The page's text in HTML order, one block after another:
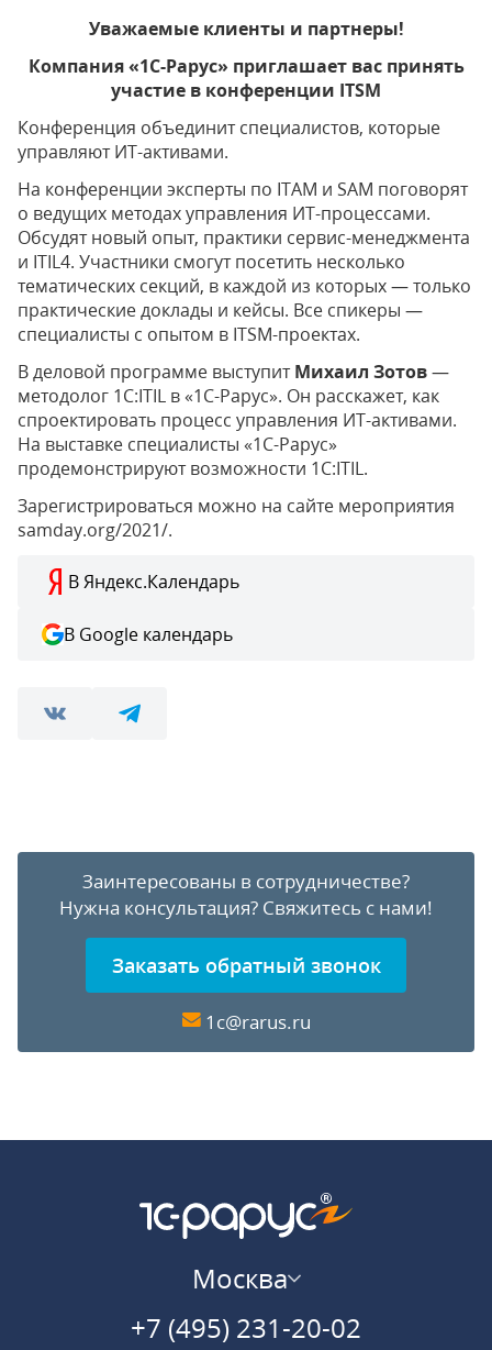
Уважаемые клиенты и партнеры!
Компания «1С-Рарус» приглашает вас принять
участие в конференции ITSM
Конференция объединит специалистов, которые
управляют ИТ-активами.
На конференции эксперты по ITAM и SAM поговорят
о ведущих методах управления ИТ-процессами.
Обсудят новый опыт, практики сервис-менеджмента
и ITIL4. Участники смогут посетить несколько
тематических секций, в каждой из которых — только
практические доклады и кейсы. Все спикеры —
специалисты с опытом в ITSM-проектах.
В деловой программе выступитМихаил Зотов—
методолог 1С:ITIL в «1С-Рарус». Он расскажет, как
спроектировать процесс управления ИТ-активами.
На выставке специалисты «1С-Рарус»
продемонстрируют возможности 1С:ITIL.
Зарегистрироваться можно на сайте мероприятия
samday.org/2021/.
В Яндекс.Календарь
В Google календарь
Заинтересованы в сотрудничестве?
Нужна консультация? Свяжитесь с нами!
Заказать обратный звонок
1c@rarus.ru
Москва
+7 (495) 231-20-02